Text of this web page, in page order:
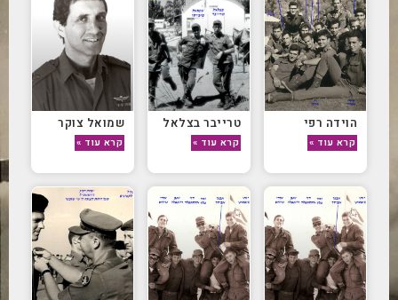
הוידה רפי
קרא עוד »
טרייבר בצלאל
קרא עוד »
שמואל צוקר
קרא עוד »